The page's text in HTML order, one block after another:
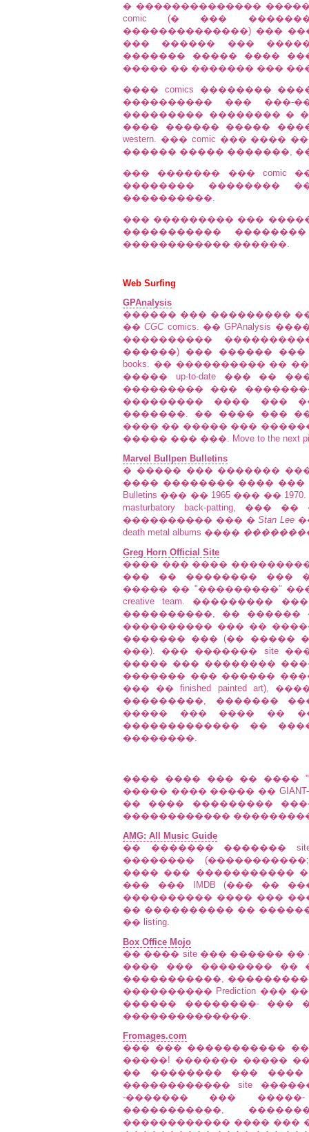
� ��������������
comic (� ���
��������������) ���
��� ������ ���
������� ����� ����
����� �� ������� ���
���� comics ��������
���������� ��� ���-
��������� �������� �
���� ������ �����
western. ��� comic ���
������ ����� �������,
��� ������� ��� comic
�������� ��������
����������.
��� ��������� ���
�����������
������������ ������.
Web Surfing
GPAnalysis
������ ��� ���������
��CGCcomics. �� GPAnalysis
����������
������) ��� ������ ���
books. �� ���������� �� ��
����� up-to-date ��� ��
��������� ���
��������� ���� ���
�������. �� ���� ���
���� �� ����� ���
����� ��� ���. Move to the next
Marvel Bullpen Bulletins
� ����� ��� �������
���� �������� ���� ���
Bulletins ��� �� 1965 ��� ��
masturbatory back-patting,
���������� ��� �Stan Lee
death metal albums ����
Greg Horn Official Site
���� ��� ���� ����������
��� �� �������� ���
����� �� "���������"
creative team. ���������
����������, ��
���������� ��� ��
������� ��� (�� �����
���). ��� ������� site
����� ��� ��������
������� ��� ������
��� �� finished painted art),
���������, �������
����� ��� ���� ��
������������� ��
��������.
���� ���� ��� �� ����
����� ���� ����� �� GIANT-
�� ���� ���������
������������
AMG: All Music Guide
�� ������� �������
��������
���� ��� �����������
��� ��� IMDB (��� ��
���������� ���� ��� ����
�� ���������� ��
�� listing.
Box Office Mojo
�� ���� site ��� ������
���� ��� �������� ��
�����������,
���������� Prediction
������ ��������- ���
��������������.
Fromages.com
��� ��� �����������
�����! ������� �����
�� �������� ���
������������ site
-������� ���
�����������,
������������ ���� ���